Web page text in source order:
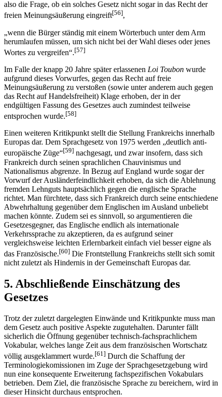
also die Frage, ob ein solches Gesetz nicht sogar in das Recht der
freien Meinungsäußerung eingreift[56],
„wenn die Bürger ständig mit einem Wörterbuch unter dem Arm
herumlaufen müssen, um sich nicht bei der Wahl dieses oder jenes
Wortes zu vergreifen“.[57]
Im Falle der knapp 20 Jahre später erlassenen Loi Toubon wurde
aufgrund dieses Vorwurfes, gegen das Recht auf freie
Meinungsäußerung zu verstoßen (sowie unter anderem auch gegen
das Recht auf Handelsfreiheit) Klage erhoben, der in der
endgültigen Fassung des Gesetzes auch zumindest teilweise
entsprochen wurde.[58]
Einen weiteren Kritikpunkt stellt die Stellung Frankreichs innerhalb
Europas dar. Dem Sprachgesetz von 1975 werden „deutlich anti-
europäische Züge“[59] nachgesagt, und zwar insofern, dass sich
Frankreich durch seinen sprachlichen Chauvinismus und
Nationalismus abgrenze. In Bezug auf England wurde sogar der
Vorwurf der Ausländerfeindlichkeit erhoben, da sich die Ablehnung
fremden Lehnguts hauptsächlich gegen die englische Sprache
richtet. Man fürchtete, dass sich Frankreich durch seine entschiedene
Abwehrhaltung gegenüber dem Englischen im Ausland unbeliebt
machen könnte. Zudem sei es sinnvoll, so argumentieren die
Gesetzesgegner, das Englische endlich als internationale
Verkehrssprache zu akzeptieren, da es aufgrund seiner
vergleichsweise leichten Erlernbarkeit einfach viel besser eigne als
das Französische.[60] Die Frontstellung Frankreichs stellt sich somit
nicht zuletzt als Hindernis in der Gemeinschaft Europas dar.
5. Abschließende Einschätzung des
Gesetzes
Trotz der zuletzt dargelegten Einwände und Kritikpunkte muss man
dem Gesetz auch positive Aspekte zugutehalten. Darunter fällt
sicherlich die Öffnung gegenüber technisch-fachsprachlichem
Vokabular, welches lange Zeit aus dem französischen Wortschatz
völlig ausgeklammert wurde.[61] Durch die Schaffung der
Terminologiekomissionen im Zuge der Sprachgesetzgebung wird
nun eine konsequente Erweiterung fachspezifischen Vokabulars
betrieben. Dem Ziel, die französische Sprache zu bereichern, wird in
dieser Hinsicht durchaus entsprochen.